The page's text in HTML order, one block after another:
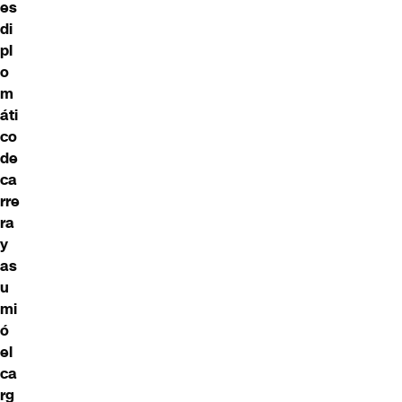
es
di
pl
o
m
áti
co
de
ca
rre
ra
y
as
u
mi
ó
el
ca
rg